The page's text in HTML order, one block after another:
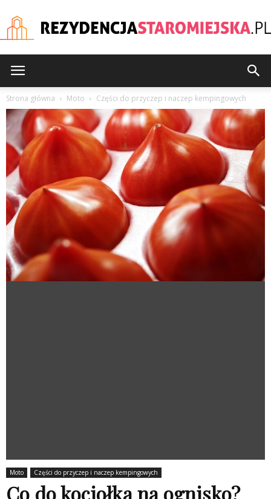
Strona główna Moto Części do przyczep i naczep kempingowych
Moto Części do przyczep i naczep kempingowych
Co do kociołka na ognisko?